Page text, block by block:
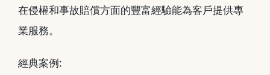
在侵權和事故賠償方面的豐富經驗能為客戶提供專
業服務。
經典案例: